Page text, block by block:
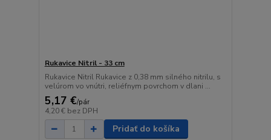
Rukavice Nitril - 33 cm
Rukavice Nitril Rukavice z 0,38 mm silného nitrilu, s
velúrom vo vnútri, reliéfnym povrchom v dlani ...
5,17 €/pár
4,20 € bez DPH
Pridať do košíka